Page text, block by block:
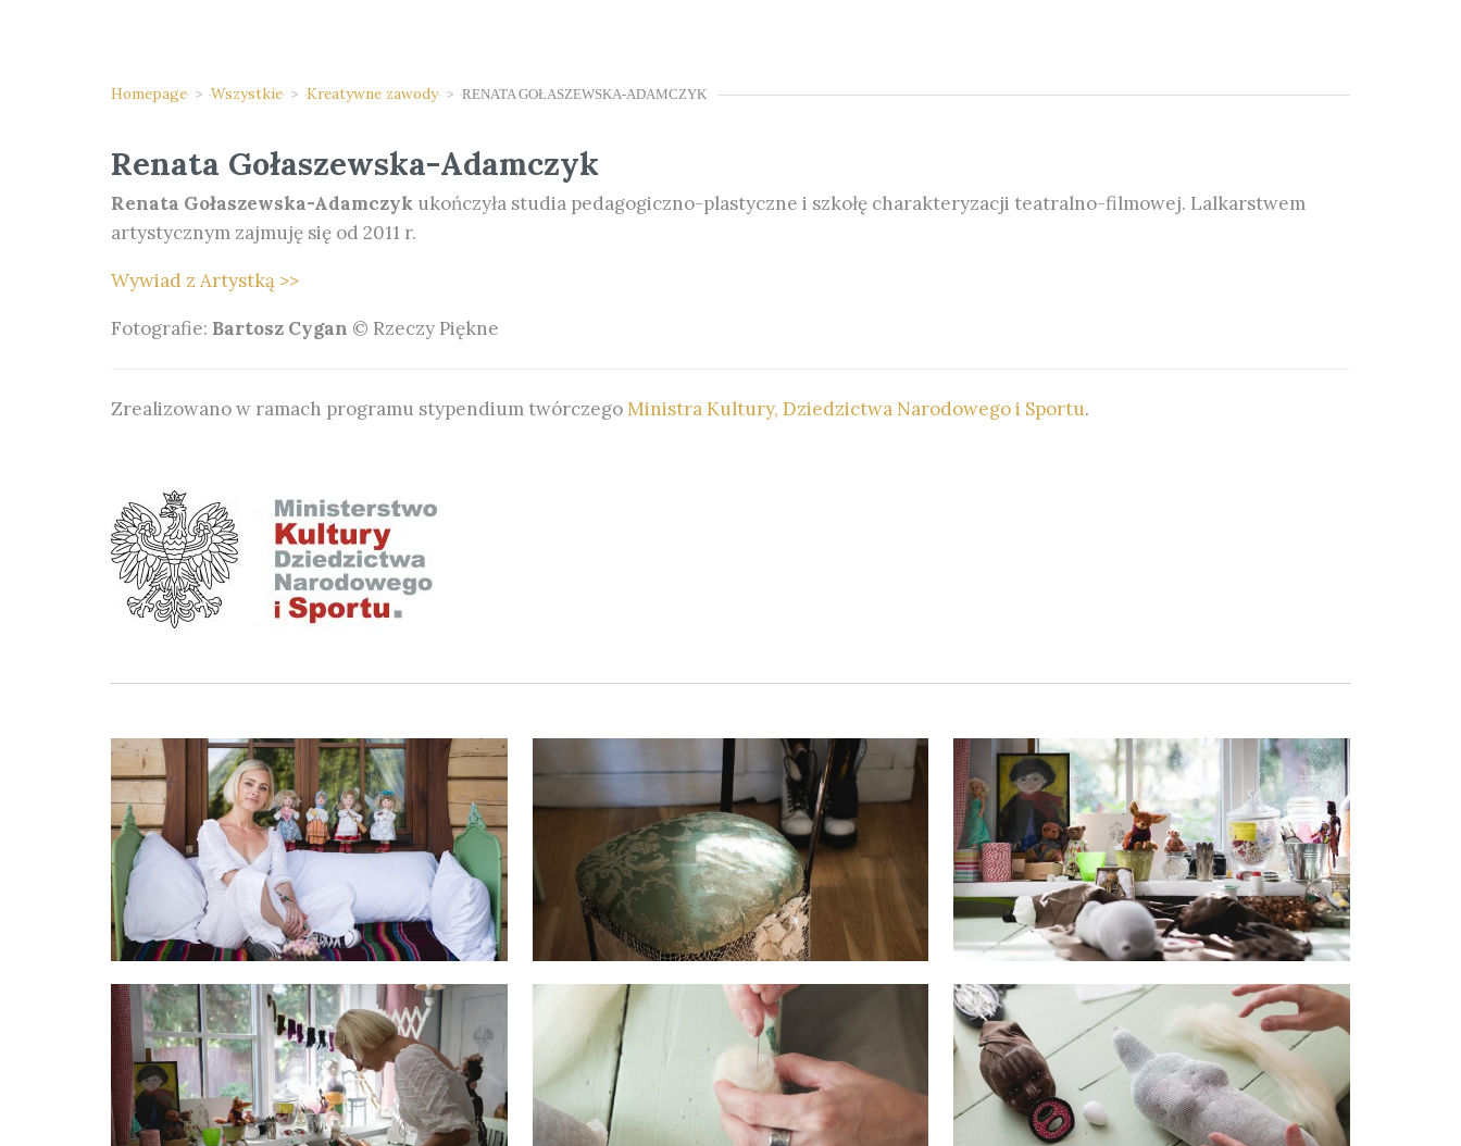
Homepage > Wszystkie > Kreatywne zawody > RENATA GOŁASZEWSKA-ADAMCZYK
Renata Gołaszewska-Adamczyk
Renata Gołaszewska-Adamczyk ukończyła studia pedagogiczno-plastyczne i szkołę charakteryzacji teatralno-filmowej. Lalkarstwem
artystycznym zajmuję się od 2011 r.
Wywiad z Artystką >>
Fotografie: Bartosz Cygan © Rzeczy Piękne
Zrealizowano w ramach programu stypendium twórczegoMinistra Kultury, Dziedzictwa Narodowego i Sportu.